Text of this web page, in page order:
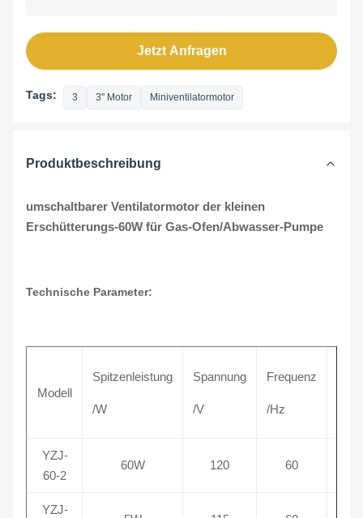
Jetzt Anfragen
Tags: 3 3" Motor Miniventilatormotor
Produktbeschreibung
umschaltbarer Ventilatormotor der kleinen
Erschütterungs-60W für Gas-Ofen/Abwasser-Pumpe
Technische Parameter:
Modell
Spitzenleistung
/W
Spannung
/V
Frequenz
/Hz
YZJ-
60-2
60W 120 60
YZJ-